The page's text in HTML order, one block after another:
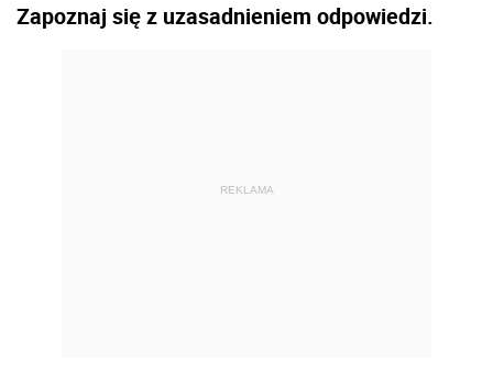
Zapoznaj się z uzasadnieniem odpowiedzi.
REKLAMA